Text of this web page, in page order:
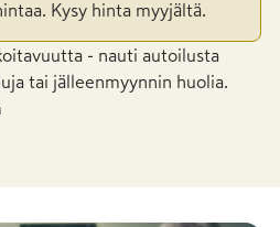
Kysy hinta myyjältä.
- nauti autoilusta
tai jälleenmyynnin huolia.